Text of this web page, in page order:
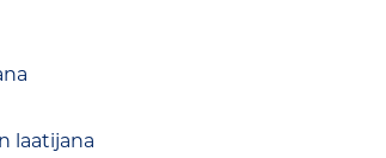
laatijana